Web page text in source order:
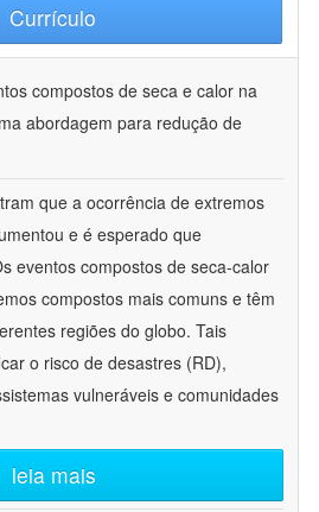
Currículo
compostos de seca e calor na
abordagem para redução de
que a ocorrência de extremos
e é esperado que
eventos compostos de seca-calor
compostos mais comuns e têm
regiões do globo. Tais
o risco de desastres (RD),
vulneráveis e comunidades
leia mais